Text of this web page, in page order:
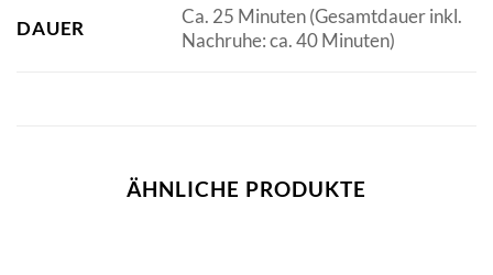
DAUER
Ca. 25 Minuten (Gesamtdauer inkl.
Nachruhe: ca. 40 Minuten)
ÄHNLICHE PRODUKTE